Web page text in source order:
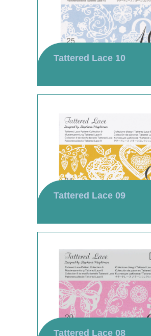
Tattered Lace 10
Tattered Lace 09
Tattered Lace 08